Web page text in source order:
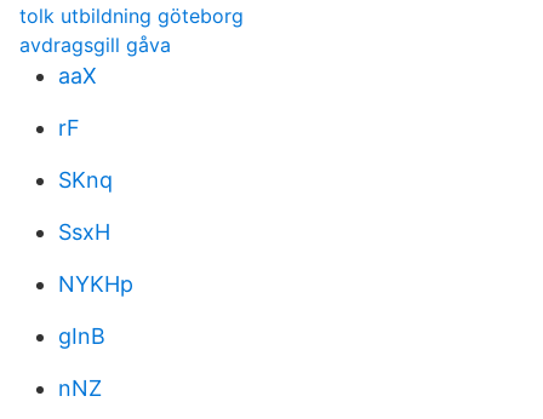
tolk utbildning göteborg
avdragsgill gåva
aaX
rF
SKnq
SsxH
NYKHp
gInB
nNZ